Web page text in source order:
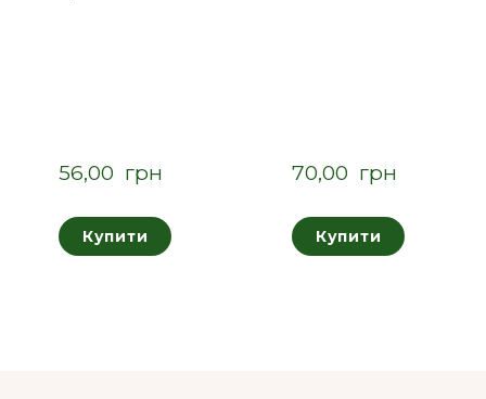
56,00  грн
Купити
70,00  грн
Купити